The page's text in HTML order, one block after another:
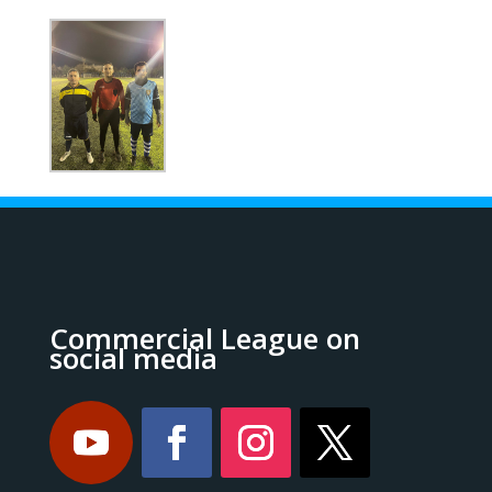
Commercial League on
social media